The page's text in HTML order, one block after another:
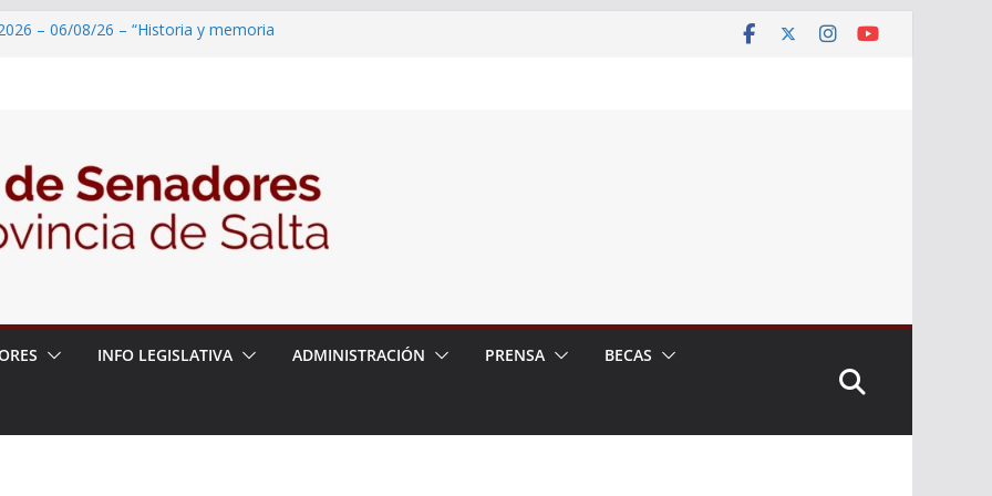
– 06/08/26 – “Historia y memoria
– 06/08/26 – Presentación del libro
del Dr. Víctor Alfredo Frías
– 06/08/26 – 82° Edición de la Expo
INFO LEGISLATIVA ADMINISTRACIÓN PRENSA BECAS